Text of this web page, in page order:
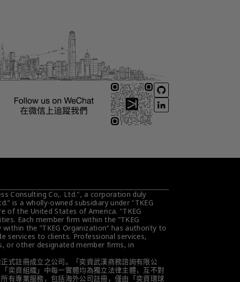
Consulting Co,. Ltd.", a corporation duly
is a wholly-owned subsidiary under "TKEG
of the United States of America. "TKEG
Each member firm within the ”TKEG
the ”TKEG Organization“ has authority to
services to clients. Professional services,
or other designated member firms, in
式註冊成立之公司。「奕資武漢商務諮詢有限公
奕資組織」中每一實體均為獨立法律主體，互不對
有專業服務，包括海外公司註冊，僅由「奕資環球